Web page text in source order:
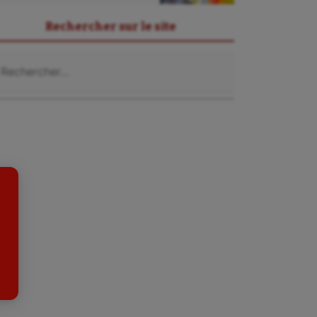
Rechercher sur le site